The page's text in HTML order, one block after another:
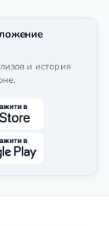
и история